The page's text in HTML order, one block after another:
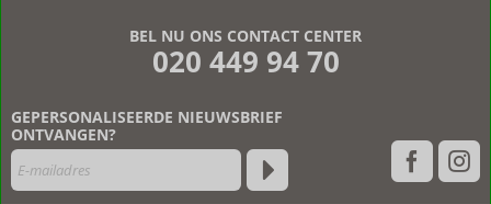
BEL NU ONS CONTACT CENTER
020 449 94 70
GEPERSONALISEERDE NIEUWSBRIEF
ONTVANGEN?